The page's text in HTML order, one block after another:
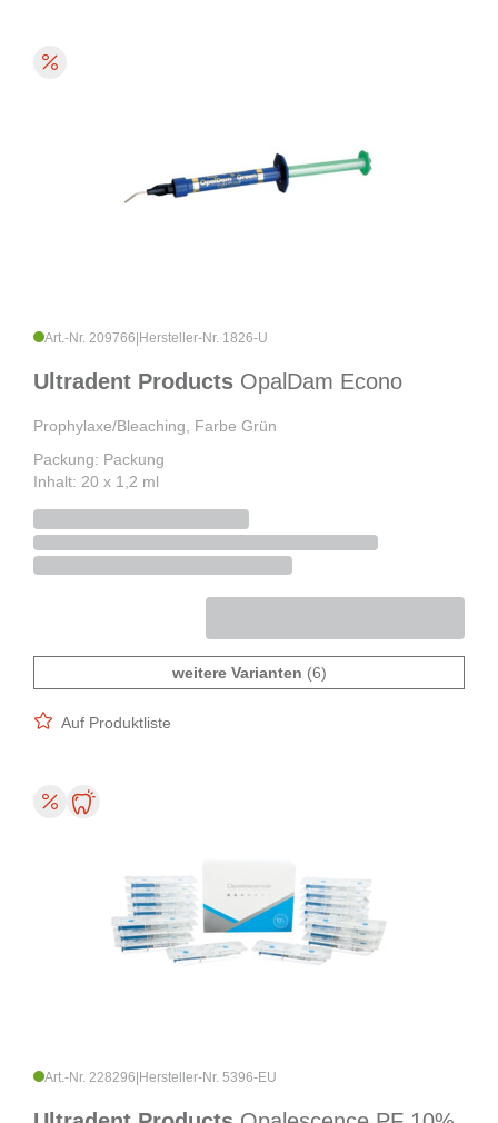
Art.-Nr. 209766 Hersteller-Nr. 1826-U
Ultradent Products OpalDam Econo
Prophylaxe/Bleaching, Farbe Grün
Packung: Packung
Inhalt: 20 x 1,2 ml
weitere Varianten (6)
Auf Produktliste
Art.-Nr. 228296 Hersteller-Nr. 5396-EU